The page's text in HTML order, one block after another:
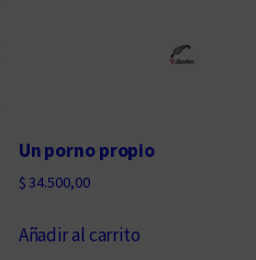
Un porno propio
$34.500,00
Añadir al carrito